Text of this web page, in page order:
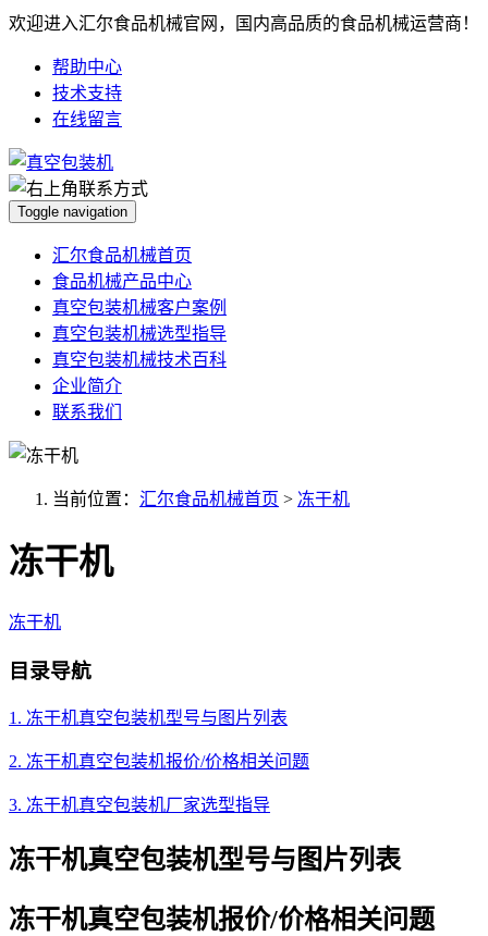
欢迎进入汇尔食品机械官网，国内高品质的食品机械运营商！
帮助中心
技术支持
在线留言
Toggle navigation
汇尔食品机械首页
食品机械产品中心
真空包装机械客户案例
真空包装机械选型指导
真空包装机械技术百科
企业简介
联系我们
当前位置： 汇尔食品机械首页 > 冻干机
冻干机
冻干机
目录导航
1. 冻干机真空包装机型号与图片列表
2. 冻干机真空包装机报价/价格相关问题
3. 冻干机真空包装机厂家选型指导
冻干机真空包装机型号与图片列表
冻干机真空包装机报价/价格相关问题